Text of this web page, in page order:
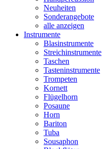
Neuheiten
Sonderangebote
alle anzeigen
Instrumente
Blasinstrumente
Streichinstrumente
Taschen
Tasteninstrumente
Trompeten
Kornett
Flügelhorn
Posaune
Horn
Bariton
Tuba
Sousaphon